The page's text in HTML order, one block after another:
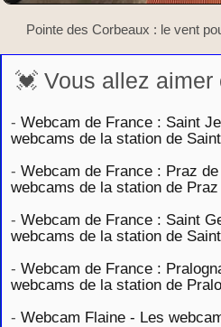
Pointe des Corbeaux : le vent
💓 Vous allez aimer
- Webcam de France : Saint
webcams de la station de
- Webcam de France : Praz
webcams de la station de
- Webcam de France : Saint
webcams de la station de
- Webcam de France :
webcams de la station de
- Webcam Flaine - Les